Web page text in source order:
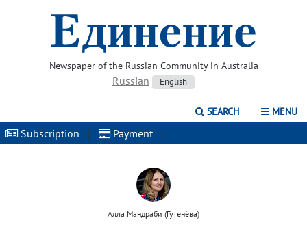
Newspaper of the Russian Community in Australia
Russian English
SEARCH MENU
Subscription | Payment |
Алла Мандраби (Гутенёва)